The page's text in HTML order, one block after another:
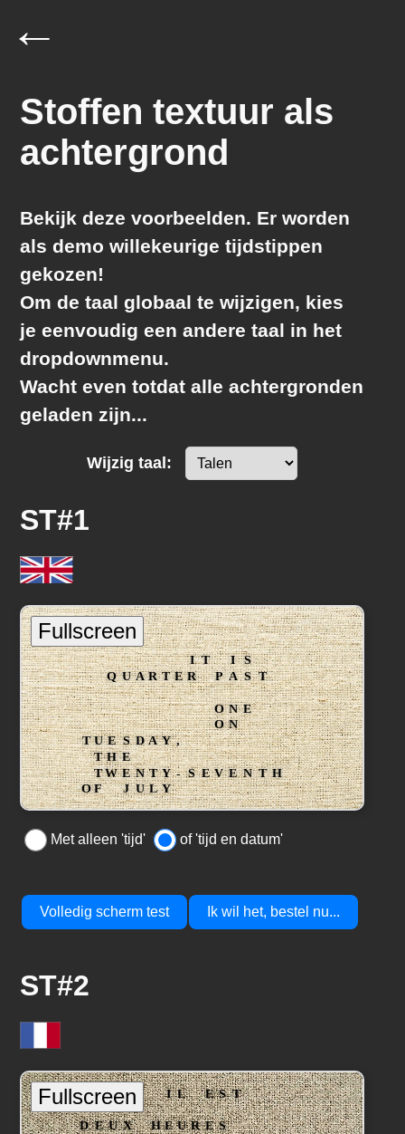
←
Stoffen textuur als
achtergrond
Bekijk deze voorbeelden. Er worden
als demowillekeurige tijdstippen
gekozen!
Om de taal globaal te wijzigen, kies
je eenvoudig een andere taal in het
dropdownmenu.
Wacht even totdat alle achtergronden
geladen zijn...
Wijzig taal:
ST#1
Met alleen 'tijd' of 'tijd en datum'
Volledig scherm test Ik wil het, bestel nu...
ST#2